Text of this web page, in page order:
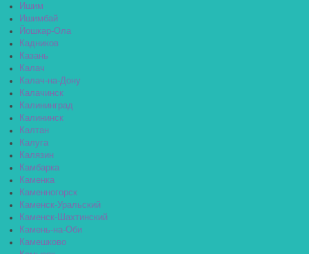
Ишим
Ишимбай
Йошкар-Ола
Кадников
Казань
Калач
Калач-на-Дону
Калачинск
Калининград
Калининск
Калтан
Калуга
Калязин
Камбарка
Каменка
Каменногорск
Каменск-Уральский
Каменск-Шахтинский
Камень-на-Оби
Камешково